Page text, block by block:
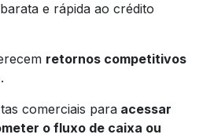
e rápida ao crédito
retornos competitivos
comerciais para acessar
o fluxo de caixa ou